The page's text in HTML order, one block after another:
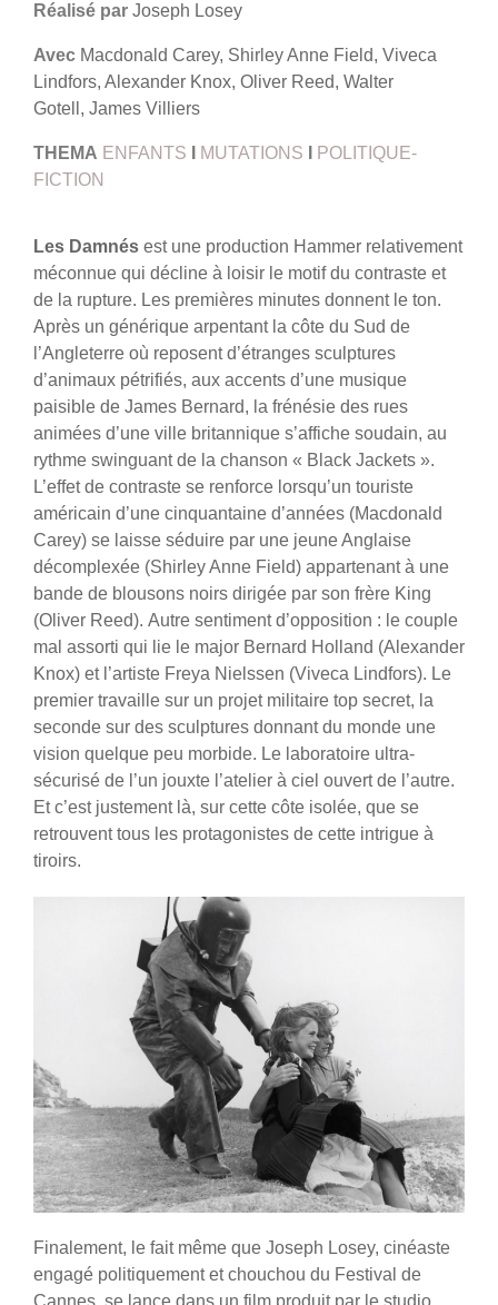
Réalisé par Joseph Losey
Avec Macdonald Carey, Shirley Anne Field, Viveca
Lindfors, Alexander Knox, Oliver Reed, Walter
Gotell, James Villiers
THEMA ENFANTS MUTATIONS
POLITIQUE-
FICTION
Les Damnés est une production Hammer relativement
méconnue qui décline à loisir le motif du contraste et
de la rupture. Les premières minutes donnent le ton.
Après un générique arpentant la côte du Sud de
l’Angleterre où reposent d’étranges sculptures
d’animaux pétrifiés, aux accents d’une musique
paisible de James Bernard, la frénésie des rues
animées d’une ville britannique s’affiche soudain, au
rythme swinguant de la chanson « Black Jackets ».
L’effet de contraste se renforce lorsqu’un touriste
américain d’une cinquantaine d’années (Macdonald
Carey) se laisse séduire par une jeune Anglaise
décomplexée (Shirley Anne Field) appartenant à une
bande de blousons noirs dirigée par son frère King
(Oliver Reed). Autre sentiment d’opposition : le couple
mal assorti qui lie le major Bernard Holland (Alexander
Knox) et l’artiste Freya Nielssen (Viveca Lindfors). Le
premier travaille sur un projet militaire top secret, la
seconde sur des sculptures donnant du monde une
vision quelque peu morbide. Le laboratoire ultra-
sécurisé de l’un jouxte l’atelier à ciel ouvert de l’autre.
Et c’est justement là, sur cette côte isolée, que se
retrouvent tous les protagonistes de cette intrigue à
tiroirs.
Finalement, le fait même que Joseph Losey, cinéaste
engagé politiquement et chouchou du Festival de
Cannes, se lance dans un film produit par le studio